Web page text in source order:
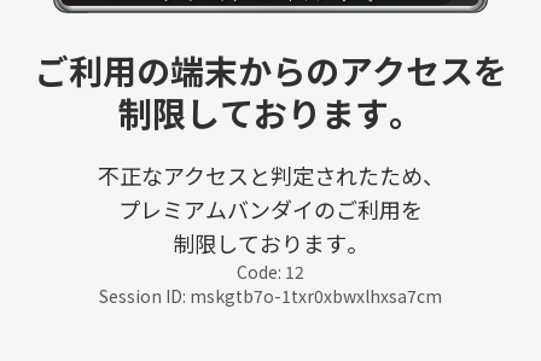
ご利用の端末からのアクセスを
制限しております。
不正なアクセスと判定されたため、
プレミアムバンダイのご利用を
制限しております。
Code: 12
Session ID: mskgtb7o-1txr0xbwxlhxsa7cm